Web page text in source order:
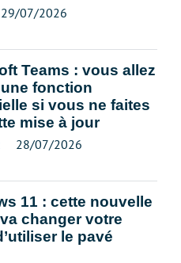
29/07/2026
Teams : vous allez
fonction
si vous ne faites
mise à jour
28/07/2026
11 : cette nouvelle
changer votre
le pavé